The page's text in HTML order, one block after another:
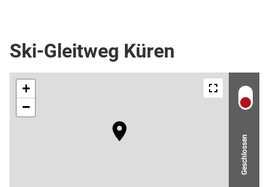
Ski-Gleitweg Küren
Geschlossen